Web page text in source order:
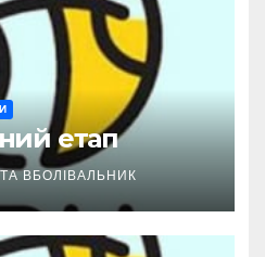
етап
ВБОЛІВАЛЬНИК